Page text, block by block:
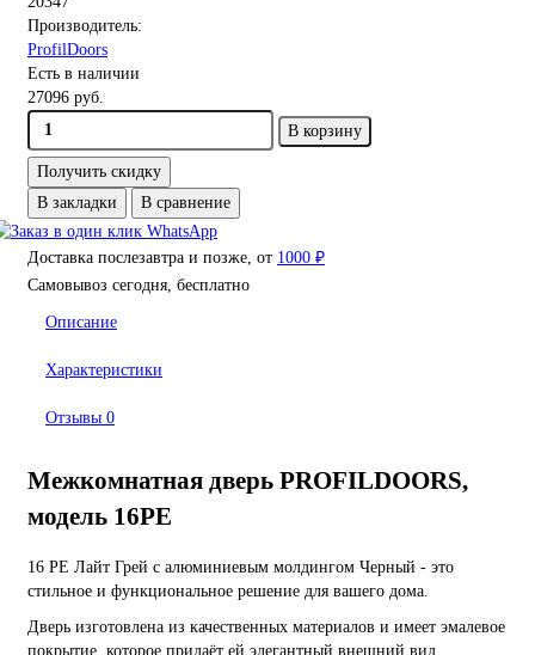
Производитель:
ProfilDoors
Есть в наличии
27096 руб.
В корзину
Получить скидку
В закладки
В сравнение
Доставка послезавтра и позже, от 1000 ₽
Самовывоз сегодня, бесплатно
Описание
Характеристики
Отзывы 0
Межкомнатная дверь PROFILDOORS,
модель 16PE
16 PE Лайт Грей с алюминиевым молдингом Черный - это
стильное и функциональное решение для вашего дома.
Дверь изготовлена из качественных материалов и имеет эмалевое
покрытие, которое придаёт ей элегантный внешний вид.